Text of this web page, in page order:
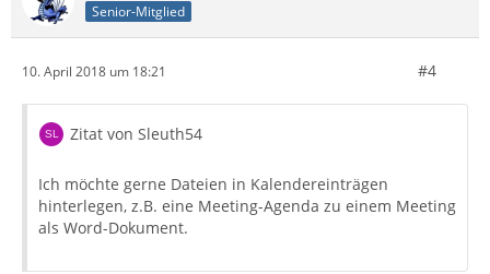
Senior-Mitglied
10. April 2018 um 18:21 #4
Zitat von Sleuth54
Ich möchte gerne Dateien in Kalendereinträgen
hinterlegen, z.B. eine Meeting-Agenda zu einem Meeting
als Word-Dokument.